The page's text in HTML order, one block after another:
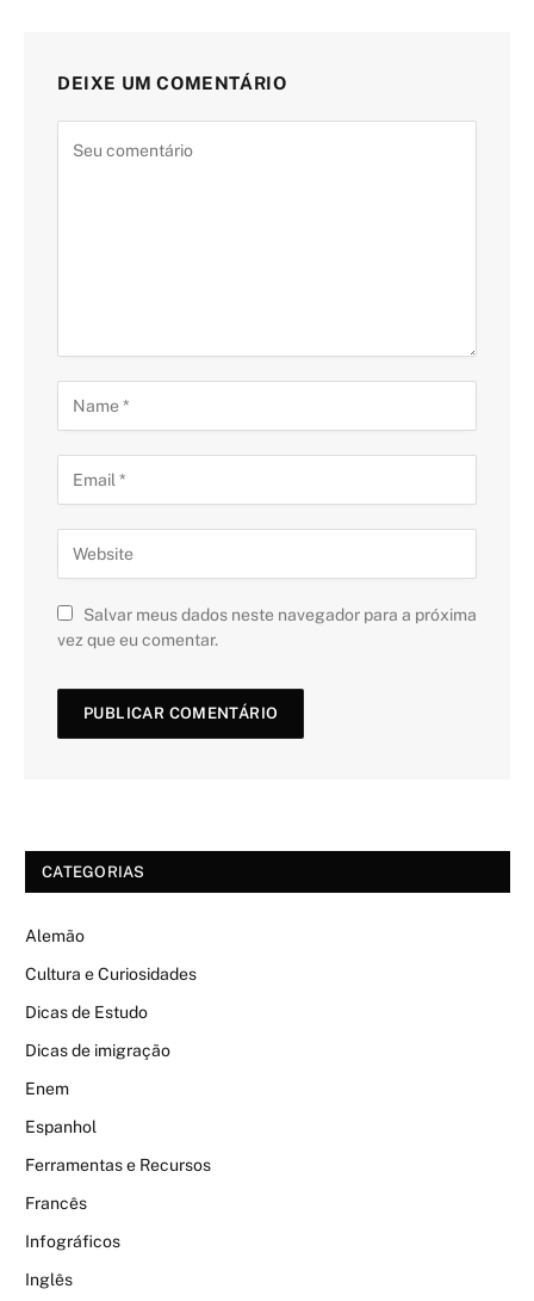
DEIXE UM COMENTÁRIO
Salvar meus dados neste navegador para a próxima
vez que eu comentar.
CATEGORIAS
Alemão
Cultura e Curiosidades
Dicas de Estudo
Dicas de imigração
Enem
Espanhol
Ferramentas e Recursos
Francês
Infográficos
Inglês